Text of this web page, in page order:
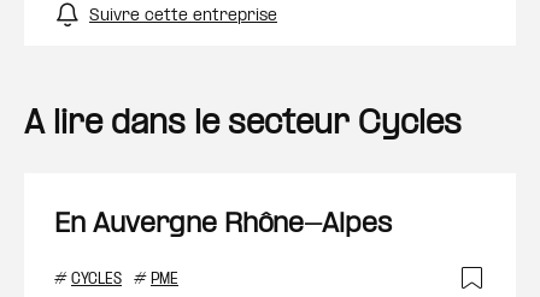
Suivre cette entreprise
A lire dans le secteur Cycles
En Auvergne Rhône-Alpes
# CYCLES # PME